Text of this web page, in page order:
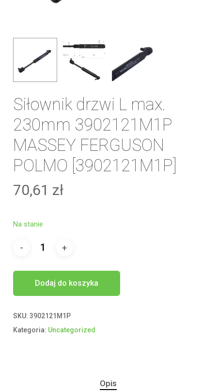
Siłownik drzwi L max.
230mm 3902121M1P
MASSEY FERGUSON
POLMO [3902121M1P]
70,61 zł
Na stanie
Dodaj do koszyka
SKU: 3902121M1P
Kategoria: Uncategorized
Opis